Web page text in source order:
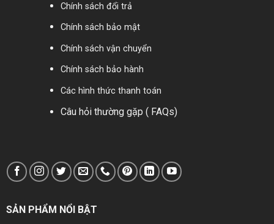
Chính sách đổi trả
Chính sách bảo mật
Chính sách vận chuyển
Chính sách bảo hành
Các hình thức thanh toán
Câu hỏi thường gặp ( FAQs)
SẢN PHẨM NỔI BẬT